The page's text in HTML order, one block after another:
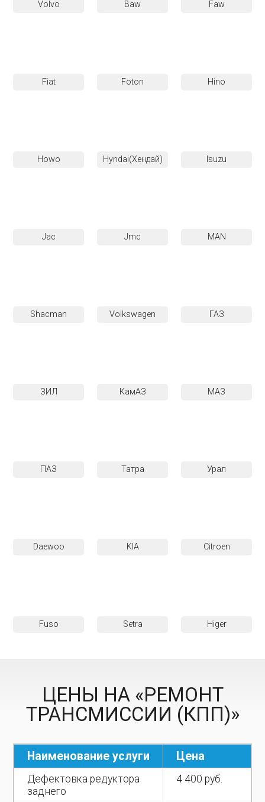
Volvo Baw Faw
Fiat Foton Hino
Howo Hyndai(Хендай) Isuzu
Jac Jmc MAN
Shacman Volkswagen ГАЗ
ЗИЛ КамАЗ МАЗ
ПАЗ Татра Урал
Daewoo KIA Citroen
Fuso Setra Higer
ЦЕНЫ НА «РЕМОНТ
ТРАНСМИССИИ (КПП)»
Наименование услуги Цена
Дефектовка редуктора
заднего
4 400 руб.